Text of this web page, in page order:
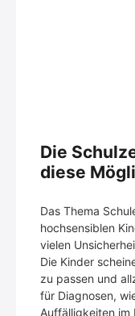
Die
diese
Das Thema
hochsensiblen
vielen
Die Kinder
zu passen und
für Diagnosen,
Auffälligkeiten im